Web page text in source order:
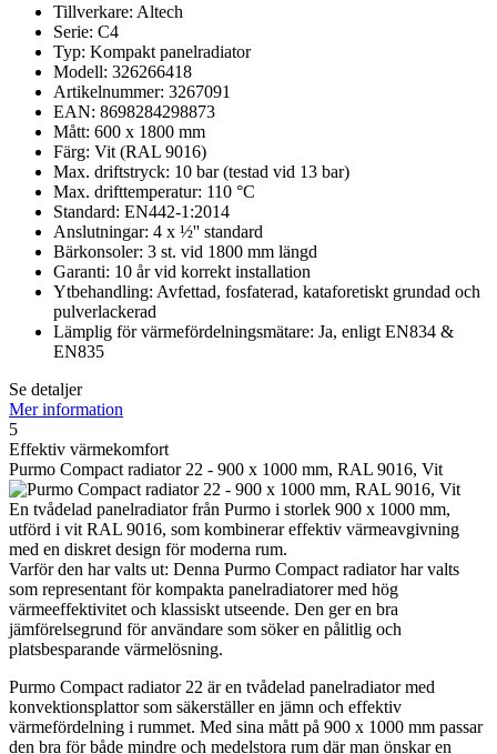
Tillverkare: Altech
Serie: C4
Typ: Kompakt panelradiator
Modell: 326266418
Artikelnummer: 3267091
EAN: 8698284298873
Mått: 600 x 1800 mm
Färg: Vit (RAL 9016)
Max. driftstryck: 10 bar (testad vid 13 bar)
Max. drifttemperatur: 110 °C
Standard: EN442-1:2014
Anslutningar: 4 x ½'' standard
Bärkonsoler: 3 st. vid 1800 mm längd
Garanti: 10 år vid korrekt installation
Ytbehandling: Avfettad, fosfaterad, kataforetiskt grundad och
pulverlackerad
Lämplig för värmefördelningsmätare: Ja, enligt EN834 &
EN835
Se detaljer
Mer information
5
Effektiv värmekomfort
Purmo Compact radiator 22 - 900 x 1000 mm, RAL 9016, Vit
En tvådelad panelradiator från Purmo i storlek 900 x 1000 mm,
utförd i vit RAL 9016, som kombinerar effektiv värmeavgivning
med en diskret design för moderna rum.
Varför den har valts ut: Denna Purmo Compact radiator har valts
som representant för kompakta panelradiatorer med hög
värmeeffektivitet och klassiskt utseende. Den ger en bra
jämförelsegrund för användare som söker en pålitlig och
platsbesparande värmelösning.
Purmo Compact radiator 22 är en tvådelad panelradiator med
konvektionsplattor som säkerställer en jämn och effektiv
värmefördelning i rummet. Med sina mått på 900 x 1000 mm passar
den bra för både mindre och medelstora rum där man önskar en